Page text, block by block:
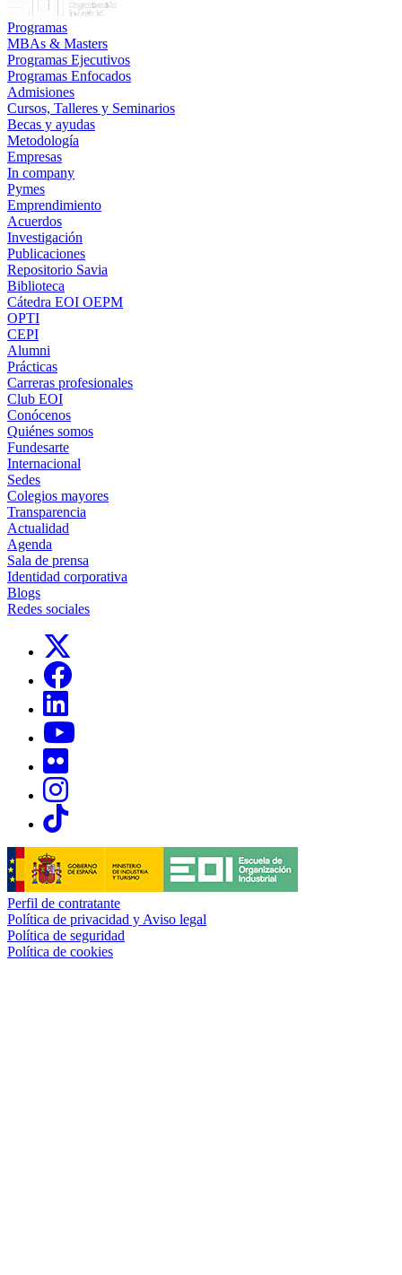
Programas
MBAs & Masters
Programas Ejecutivos
Programas Enfocados
Admisiones
Cursos, Talleres y Seminarios
Becas y ayudas
Metodología
Empresas
In company
Pymes
Emprendimiento
Acuerdos
Investigación
Publicaciones
Repositorio Savia
Biblioteca
Cátedra EOI OEPM
OPTI
CEPI
Alumni
Prácticas
Carreras profesionales
Club EOI
Conócenos
Quiénes somos
Fundesarte
Internacional
Sedes
Colegios mayores
Transparencia
Actualidad
Agenda
Sala de prensa
Identidad corporativa
Blogs
Redes sociales
Links, Opens in this window
Links, Opens in this window
Links, Opens in this window
Links, Opens in this window
Links, Opens in this window
Perfil de contratante
Política de privacidad y Aviso legal
Política de seguridad
Política de cookies